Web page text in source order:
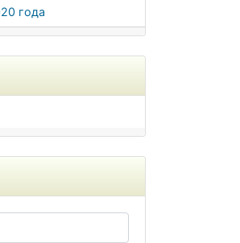
года